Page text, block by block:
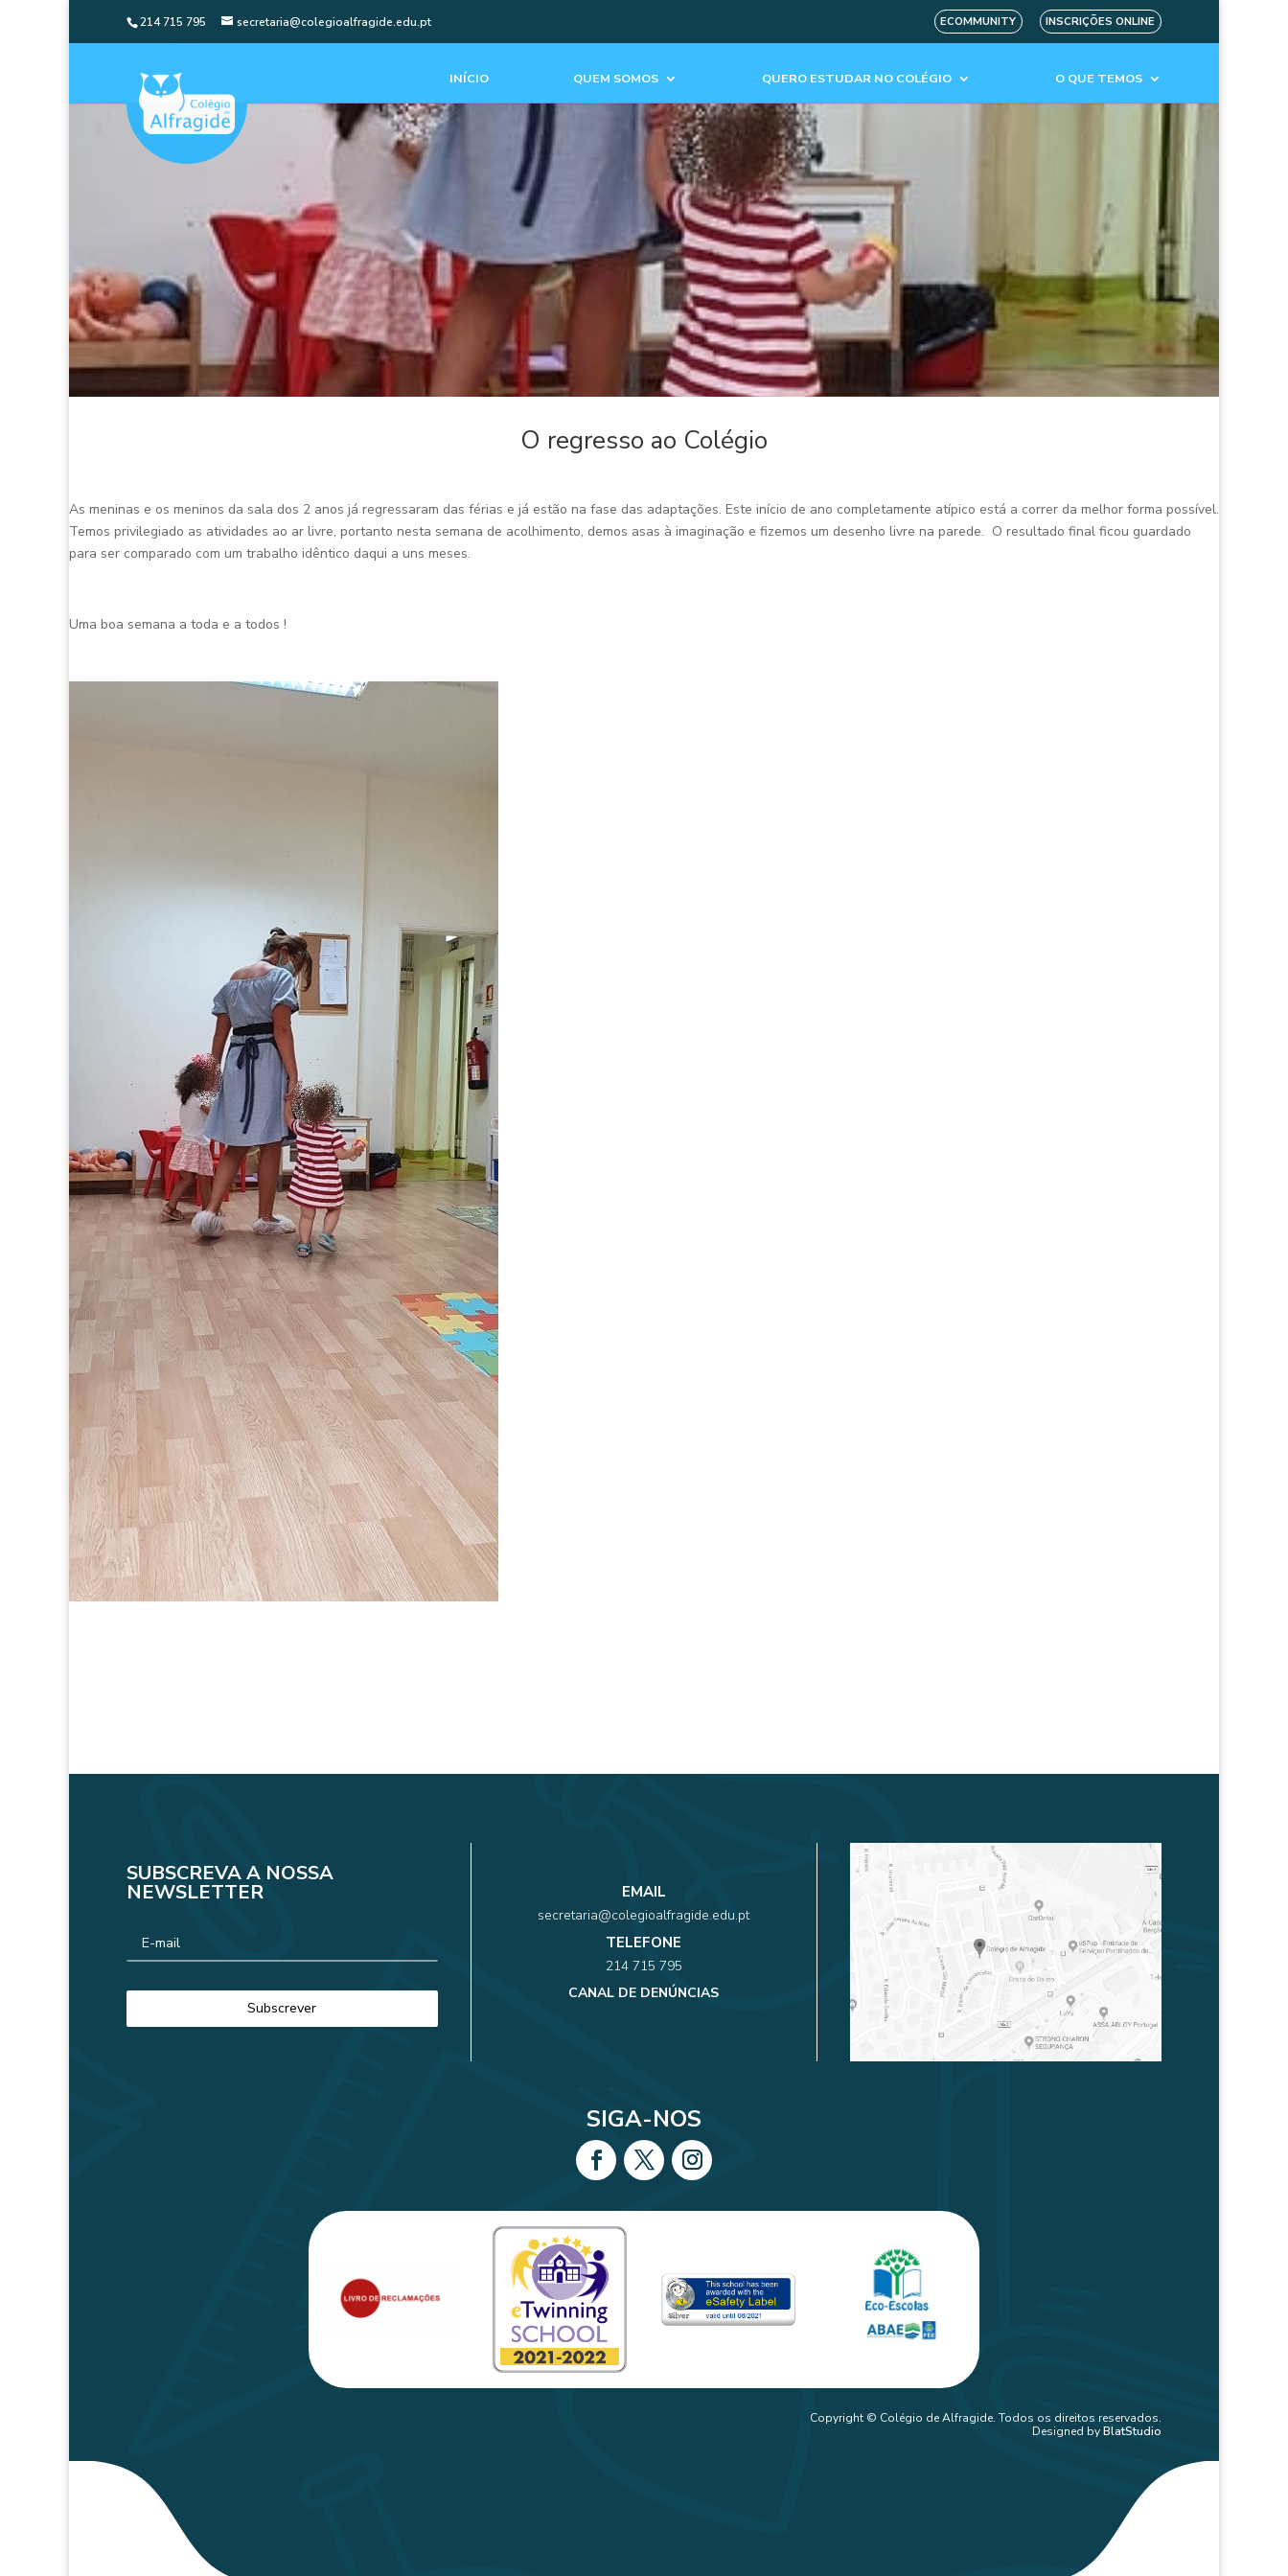
214 715 795 secretaria@colegioalfragide.edu.pt ECOMMUNITY INSCRIÇÕES ONLINE
INÍCIO QUEM SOMOS QUERO ESTUDAR NO COLÉGIO O QUE TEMOS
O regresso ao Colégio
As meninas e os meninos da sala dos 2 anos já regressaram das férias e já estão na fase das adaptações. Este início de ano completamente atípico está a correr da melhor forma possível.
Temos privilegiado as atividades ao ar livre, portanto nesta semana de acolhimento, demos asas à imaginação e fizemos um desenho livre na parede. O resultado final ficou guardado
para ser comparado com um trabalho idêntico daqui a uns meses.
Uma boa semana a toda e a todos !
SUBSCREVA A NOSSA
NEWSLETTER EMAIL
secretaria@colegioalfragide.edu.pt
TELEFONE
214 715 795
CANAL DE DENÚNCIAS
SIGA-NOS
Copyright © Colégio de Alfragide. Todos os direitos reservados.
Designed byBlatStudio